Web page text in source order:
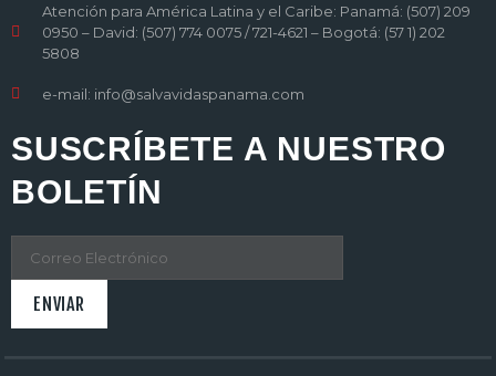
Atención para América Latina y el Caribe: Panamá: (507) 209
0950 – David: (507) 774 0075 / 721-4621 – Bogotá: (57 1) 202
5808
e-mail: info@salvavidaspanama.com
SUSCRÍBETE A NUESTRO
BOLETÍN